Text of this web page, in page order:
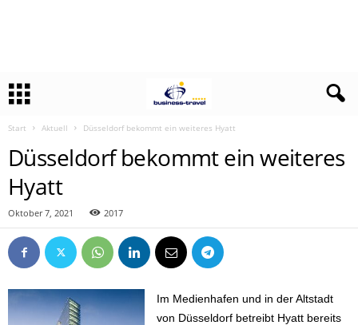
Start Aktuell Düsseldorf bekommt ein weiteres Hyatt
Düsseldorf bekommt ein weiteres
Hyatt
Oktober 7, 2021 2017
Im Medienhafen und in der Altstadt
von Düsseldorf betreibt Hyatt bereits